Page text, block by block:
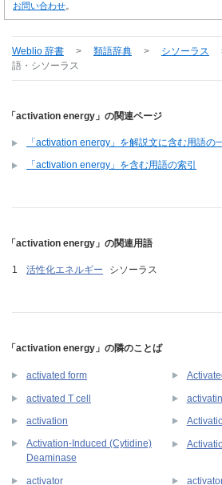
お問い合わせ
Weblio 辞書 > 類語辞典 > シソーラス
語・シソーラス
「activation energy」の関連ページ
「activation energy」を解説文に含む用語の
「activation energy」を含む用語の索引
「activation energy」の関連用語
活性化エネルギー シソーラス
「activation energy」の隣のことば
activated form
activated T cell
activation
Activation-Induced (Cytidine)
Deaminase
activator